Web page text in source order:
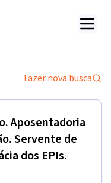
Fazer nova busca
Aposentadoria
Servente de
dos EPIs.